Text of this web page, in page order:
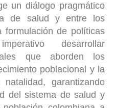
un diálogo pragmático
de salud y entre los
formulación de políticas
desarrollar
que aborden los
poblacional y la
garantizando
del sistema de salud y